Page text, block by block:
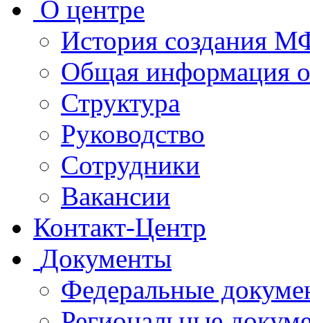
О центре
История создания
Общая
Структура
Руководство
Сотрудники
Вакансии
Контакт-Центр
Документы
Федеральные